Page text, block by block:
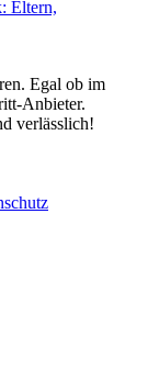
Eltern,
Egal ob im
Anbieter.
verlässlich!